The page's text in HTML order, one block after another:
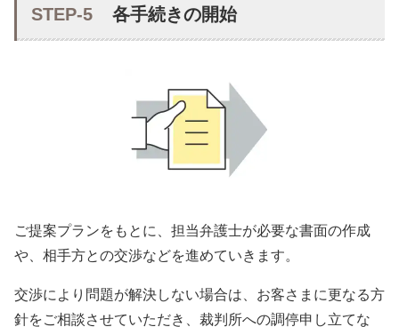
STEP-5 各手続きの開始
ご提案プランをもとに、担当弁護士が必要な書面の作成
や、相手方との交渉などを進めていきます。
交渉により問題が解決しない場合は、お客さまに更なる方
針をご相談させていただき、裁判所への調停申し立てな